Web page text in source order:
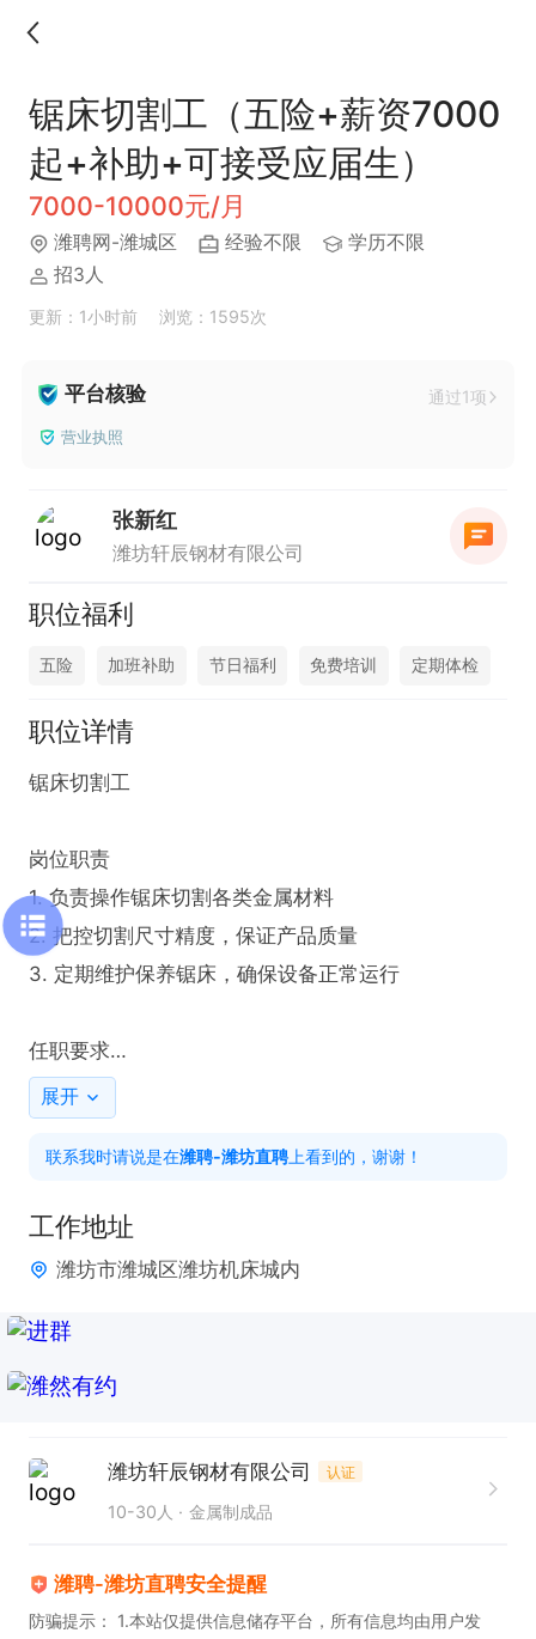
锯床切割工（五险+薪资7000
起+补助+可接受应届生）
7000-10000元/月
潍聘网-潍城区 经验不限
学历不限
招3人
更新：1小时前 浏览：1595次
平台核验 通过1项
营业执照
张新红
潍坊轩辰钢材有限公司
职位福利
五险 加班补助 节日福利 免费培训 定期体检
职位详情
锯床切割工
岗位职责
1. 负责操作锯床切割各类金属材料
2. 把控切割尺寸精度，保证产品质量
3. 定期维护保养锯床，确保设备正常运行
任职要求
1.学历不限，可接受应届生，可接受学徒工
3. 工作认真负责，有良好的质量意识
工作时间7:30-11:30；13:00-17:00
地址一：潍城区殷大路与胜利街交叉口西50米（新厂
地址二：潍坊市潍城区山东省潍坊市潍城区潍坊机床
展开
联系我时请说是在潍聘-潍坊直聘 上看到的，谢谢！
工作地址
潍坊市潍城区潍坊机床城内
潍坊轩辰钢材有限公司 认证
10-30人 金属制成品
潍聘-潍坊直聘安全提醒
防骗提示： 1.本站仅提供信息储存平台，所有信息均由用户发